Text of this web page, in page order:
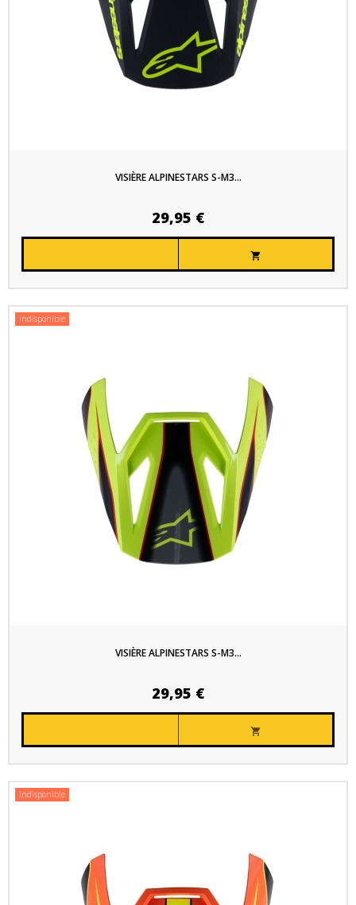
VISIÈRE ALPINESTARS S-M3...
29,95 €

Indisponible
VISIÈRE ALPINESTARS S-M3...
29,95 €

Indisponible